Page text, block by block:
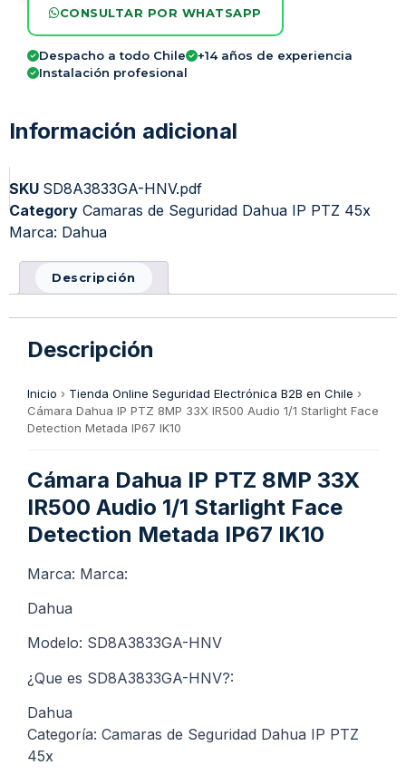
CONSULTAR POR WHATSAPP
Despacho a todo Chile
+14 años de experiencia
Instalación profesional
Información adicional
SKU SD8A3833GA-HNV.pdf
Category Camaras de Seguridad Dahua IP PTZ 45x
Marca: Dahua
Descripción
Descripción
Inicio › Tienda Online Seguridad Electrónica B2B en Chile ›
Cámara Dahua IP PTZ 8MP 33X IR500 Audio 1/1 Starlight Face
Detection Metada IP67 IK10
Cámara Dahua IP PTZ 8MP 33X
IR500 Audio 1/1 Starlight Face
Detection Metada IP67 IK10
Marca: Marca:
Dahua
Modelo: SD8A3833GA-HNV
¿Que es SD8A3833GA-HNV?:
Dahua
Categoría: Camaras de Seguridad Dahua IP PTZ
45x